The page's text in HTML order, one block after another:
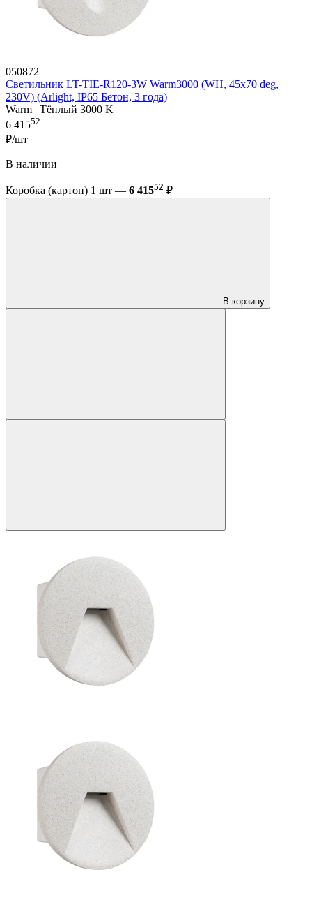
050872
Светильник LT-TIE-R120-3W Warm3000 (WH, 45x70 deg,
230V) (Arlight, IP65 Бетон, 3 года)
Warm | Тёплый 3000 K
6 41552
₽/шт
В наличии
Коробка (картон) 1 шт — 6 41552 ₽
В корзину